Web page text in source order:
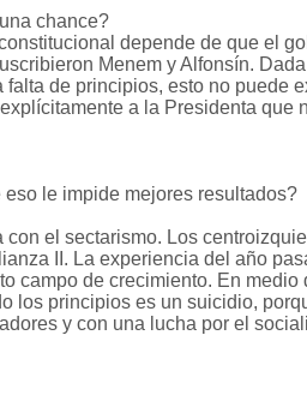
chance?
depende de que el
Menem y Alfonsín.
de principios, esto no puede
a la Presidenta que
le impide mejores resultados?
el sectarismo. Los
II. La experiencia del año
campo de crecimiento. En medio
los principios es un suicidio,
y con una lucha por el